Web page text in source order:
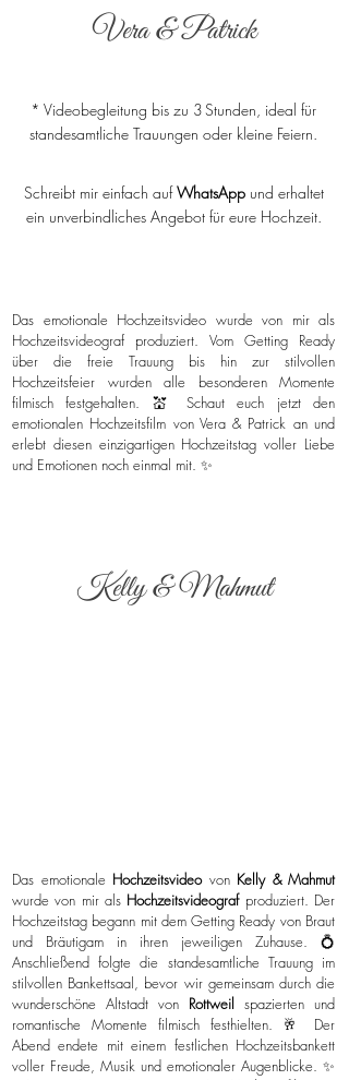
Vera & Patrick
* Videobegleitung bis zu 3 Stunden, ideal für
standesamtliche Trauungen oder kleine Feiern.
Schreibt mir einfach aufWhatsAppund erhaltet
ein unverbindliches Angebot für eure Hochzeit.
Das emotionale Hochzeitsvideo wurde von mir als
Hochzeitsvideograf produziert. Vom Getting Ready
über die freie Trauung bis hin zur stilvollen
Hochzeitsfeier wurden alle besonderen Momente
filmisch festgehalten. 💒 Schaut euch jetzt den
emotionalen Hochzeitsfilm von Vera & Patrick an und
erlebt diesen einzigartigen Hochzeitstag voller Liebe
und Emotionen noch einmal mit. ✨
Kelly & Mahmut
Das emotionale Hochzeitsvideovon Kelly & Mahmut
wurde von mir als Hochzeitsvideograf produziert. Der
Hochzeitstag begann mit dem Getting Ready von Braut
und Bräutigam in ihren jeweiligen Zuhause. 💍
Anschließend folgte die standesamtliche Trauung im
stilvollen Bankettsaal, bevor wir gemeinsam durch die
wunderschöne Altstadt von Rottweil spazierten und
romantische Momente filmisch festhielten. 🥂 Der
Abend endete mit einem festlichen Hochzeitsbankett
voller Freude, Musik und emotionaler Augenblicke. ✨